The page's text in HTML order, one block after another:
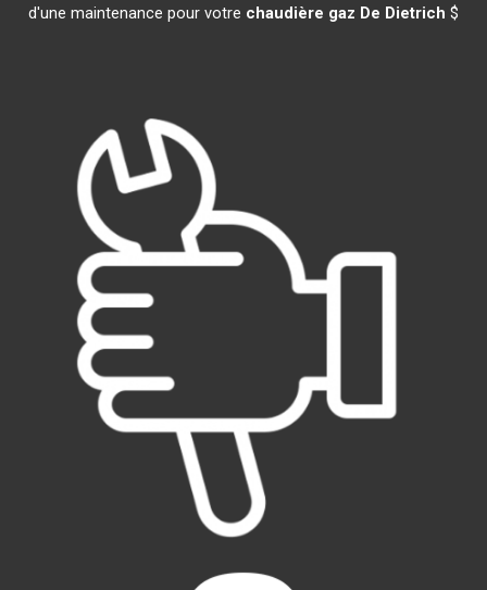
d'une maintenance pour votre chaudière gaz De Dietrich $